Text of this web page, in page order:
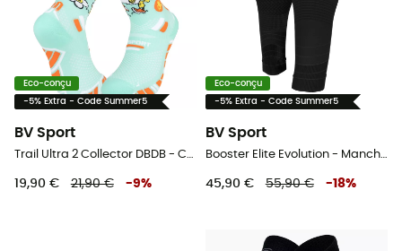
Eco-conçu
-5% Extra - Code Summer5
BV Sport
Trail Ultra 2 Collector DBDB - Chaussettes trail
19,90 € 21,90 € -9%
Eco-conçu
-5% Extra - Code Summer5
BV Sport
Booster Elite Evolution - Manchons de compression
45,90 € 55,90 € -18%